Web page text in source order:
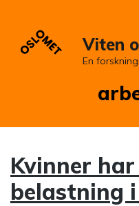
Viten
En
Kvinner
belastning